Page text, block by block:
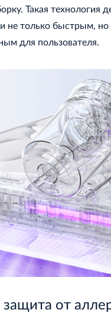
Такая технология
не только быстрым, но
для пользователя.
от